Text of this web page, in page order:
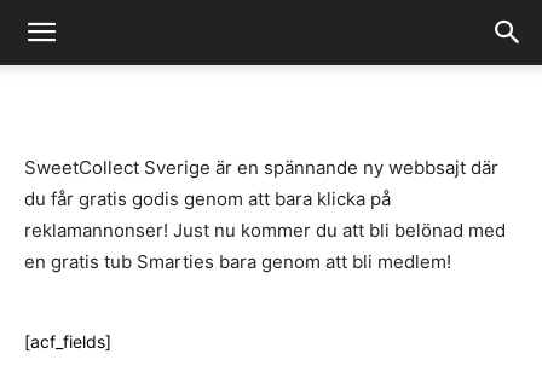
SweetCollect Sverige är en spännande ny webbsajt där
du får gratis godis genom att bara klicka på
reklamannonser! Just nu kommer du att bli belönad med
en gratis tub Smarties bara genom att bli medlem!
[acf_fields]